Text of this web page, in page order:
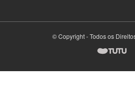
© Copyright - Todos os